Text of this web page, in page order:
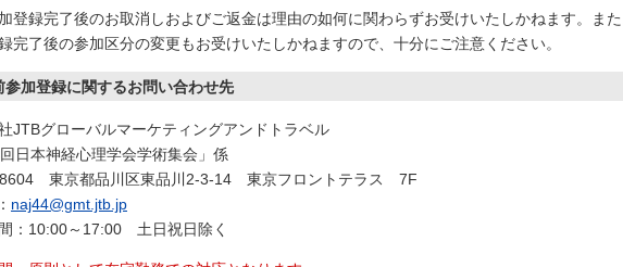
登録完了後のお取消しおよびご返金は理由の如何に関わらずお受けいたしかねます。ま
完了後の参加区分の変更もお受けいたしかねますので、十分にご注意ください。
参加登録に関するお問い合わせ先
JTBグローバルマーケティングアンドトラベル
回日本神経心理学会学術集会」係
東京都品川区東品川2-3-14 東京フロントテラス 7F
naj44@gmt.jtb.jp
：10:00～17:00 土日祝日除く